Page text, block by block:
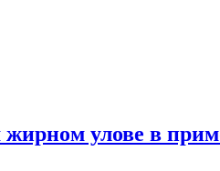
улове в